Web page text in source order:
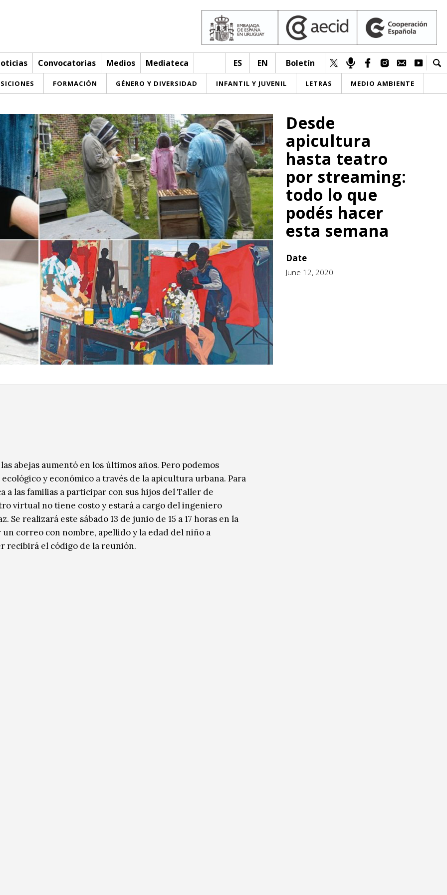
Convocatorias Medios Mediateca ES EN Boletín
FORMACIÓN GÉNERO Y DIVERSIDAD INFANTIL Y JUVENIL LETRAS MEDIO AMBIENTE
Desde
apicultura
hasta teatro
por streaming:
todo lo que
podés hacer
esta semana
Date
June 12, 2020
abejas aumentó en los últimos años. Pero podemos
y económico a través de la apicultura urbana. Para
a las familias a participar con sus hijos del Taller de
virtual no tiene costo y estará a cargo del ingeniero
Se realizará este sábado 13 de junio de 15 a 17 horas en la
correo con nombre, apellido y la edad del niño a
recibirá el código de la reunión.